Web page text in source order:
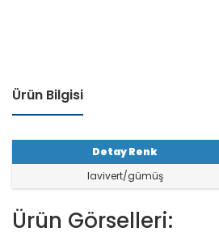
Ürün Bilgisi
Detay Renk
lavivert/gümüş
Ürün Görselleri: